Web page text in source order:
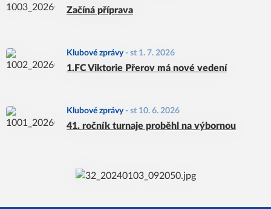
Začíná příprava
Klubové zprávy- st 1. 7. 2026
1.FC Viktorie Přerov má nové vedení
Klubové zprávy- st 10. 6. 2026
41. ročník turnaje proběhl na výbornou